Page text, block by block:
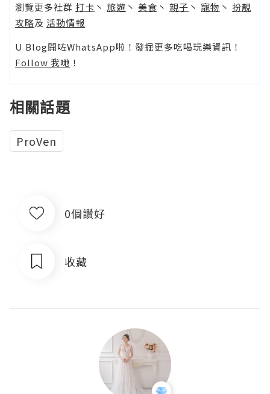
瀏覽更多社群 打卡 丶 旅遊 丶 美食 丶 親子 丶 寵物 丶 扮靚
攻略及 活動情報
U Blog開咗WhatsApp啦！發掘更多吃喝玩樂資訊！
Follow 我哋 ！
相關話題
ProVen
0個讚好
收藏